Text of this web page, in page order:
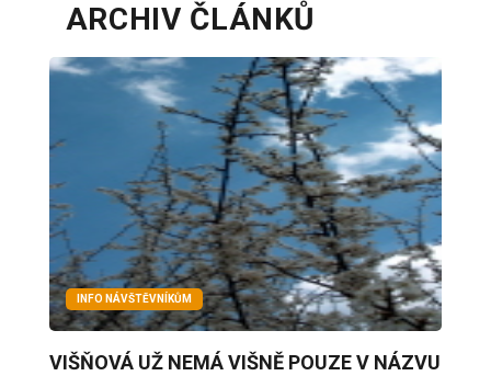
ARCHIV ČLÁNKŮ
INFO NÁVŠTĚVNÍKŮM
VIŠŇOVÁ UŽ NEMÁ VIŠNĚ POUZE V NÁZVU